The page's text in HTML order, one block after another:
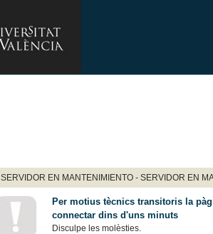
SERVIDOR EN MANTENIMIENTO - SERVIDOR EN
Per motius tècnics transitoris la
connectar dins d'uns minuts
Disculpe les molèsties.